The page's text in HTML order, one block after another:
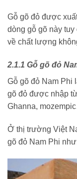
Gỗ gõ đỏ được
dòng gỗ gõ này
về chất lượng
2.1.1 Gỗ gõ đỏ
Gỗ gõ đỏ Nam Phi
gõ đỏ được nhập
Ghanna,
Ở thị trường Việt
gõ đỏ Nam Phi